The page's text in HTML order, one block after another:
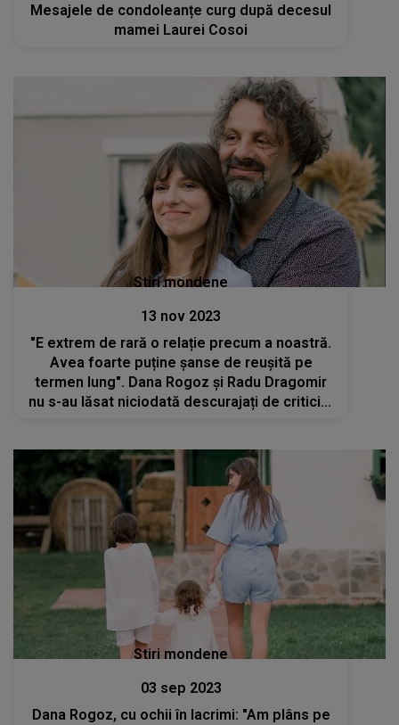
Mesajele de condoleanțe curg după decesul
mamei Laurei Cosoi
Stiri mondene
13 nov 2023
"E extrem de rară o relație precum a noastră.
Avea foarte puține șanse de reușită pe
termen lung". Dana Rogoz și Radu Dragomir
nu s-au lăsat niciodată descurajați de criticile
Stiri mondene
03 sep 2023
Dana Rogoz, cu ochii în lacrimi: "Am plâns pe